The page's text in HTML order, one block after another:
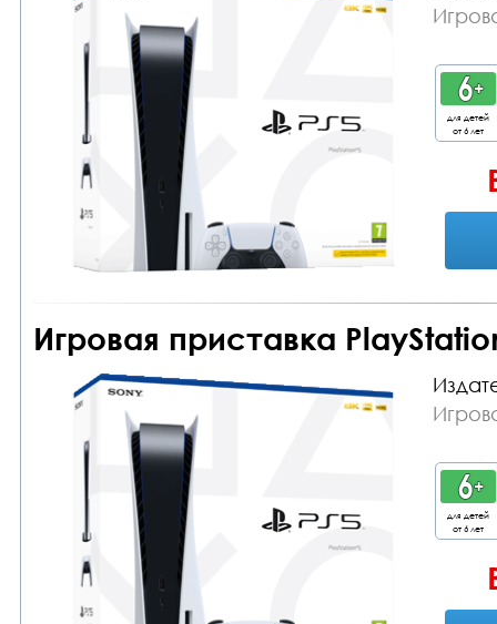
для детей
от 6 лет
Игровая приставка
для детей
от 6 лет